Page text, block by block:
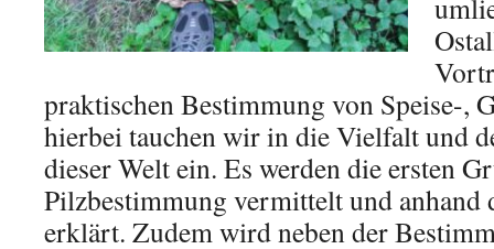
praktischen Bestimmung von Speise-,
hierbei tauchen wir in die Vielfalt und
dieser Welt ein. Es werden die ersten
Pilzbestimmung vermittelt und anhand
erklärt. Zudem wird neben der